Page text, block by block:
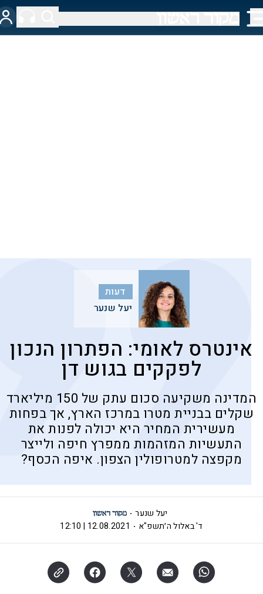
דעות
יעל שנער
אינטרס לאומי: הפתרון הנכון
לפקקים בגוש דן
המדינה משקיעה סכום עתק של 150 מיליארד
שקלים בבניית מטרו במרכז הארץ, אך בפחות
מעשירית המחיר היא יכולה לפנות את
התעשיות המזהמות ממפרץ חיפה ולייצר
מקפצה למטרופולין הצפון. איפה הכסף?
יעל שנער
ד' באלול ה׳תשפ"א
12.08.2021 | 12:10